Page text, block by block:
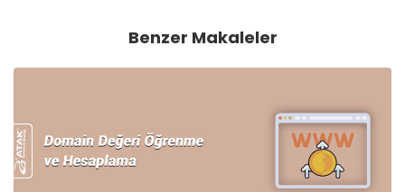
Benzer Makaleler